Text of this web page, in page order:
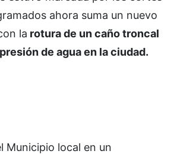
ahora suma un nuevo
la rotura de un caño troncal
de agua en la ciudad.
Municipio local en un